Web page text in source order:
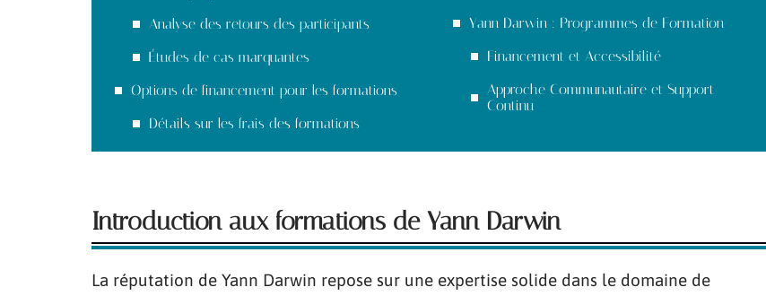
Analyse des retours des participants
Études de cas marquantes
Options de financement pour les formations
Détails sur les frais des formations
Yann Darwin : Programmes de Formation
Financement et Accessibilité
Approche Communautaire et Support
Continu
Introduction aux formations de Yann Darwin
La réputation de Yann Darwin repose sur une expertise solide dans le domaine de